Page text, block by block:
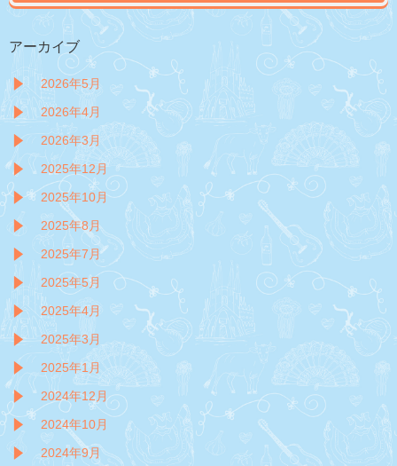
アーカイブ
2026年5月
2026年4月
2026年3月
2025年12月
2025年10月
2025年8月
2025年7月
2025年5月
2025年4月
2025年3月
2025年1月
2024年12月
2024年10月
2024年9月